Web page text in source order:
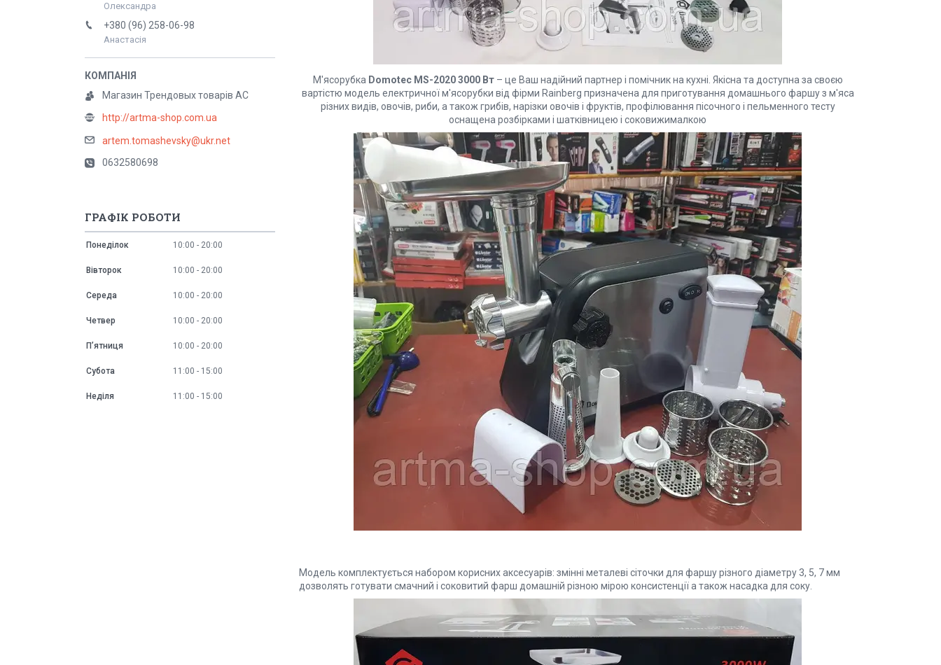
М'ясорубка Domotec MS-2020 3000 Вт– це Ваш надійний партнер і помічник на кухні. Якісна та доступна за своєю
вартістю модель електричної м'ясорубки від фірми Rainberg призначена для приготування домашнього фаршу з м'яса
різних видів, овочів, риби, а також грибів, нарізки овочів і фруктів, профілювання пісочного і пельменного тесту
оснащена розбірками і шатківницею і соковижималкою
Модель комплектується набором корисних аксесуарів: змінні металеві сіточки для фаршу різного діаметру 3, 5, 7 мм
дозволять готувати смачний і соковитий фарш домашній різною мірою консистенції а також насадка для соку.
Олександра
+380 (96) 258-06-98
Анастасія
Магазин Трендовых товарів АС
http://artma-shop.com.ua
artem.tomashevsky@ukr.net
0632580698
ГРАФІК РОБОТИ
Понеділок 10:00 20:00
Вівторок 10:00 20:00
Середа 10:00 20:00
Четвер 10:00 20:00
Пʼятниця 10:00 20:00
Субота 11:00 15:00
Неділя 11:00 15:00